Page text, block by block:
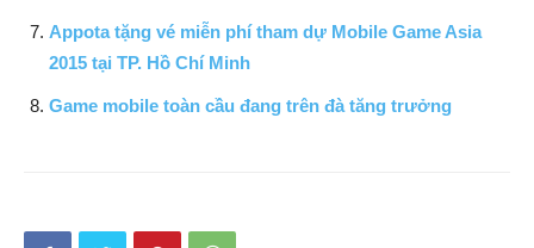
Appota tặng vé miễn phí tham dự Mobile Game Asia
2015 tại TP. Hồ Chí Minh
Game mobile toàn cầu đang trên đà tăng trưởng